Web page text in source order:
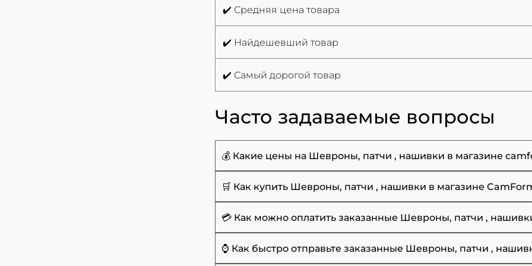
✔️ Средняя цена товара
✔️ Найдешевший товар
✔️ Самый дорогой товар
Часто задаваемые вопросы
💰 Какие цены на Шевроны, патчи , нашивки в магазине
Цены на Шевроны, патчи , нашивки начинаются от 22 ₴ до
🛒 Как купить Шевроны, патчи , нашивки в магазине
Чтобы купить Шевроны, патчи , нашивки, выберите нужный
указанием всех необходимых данных. Или позвоните нам -
+38 (067) 914-36-75
💳 Как можно оплатить заказанные Шевроны, патчи ,
Сейчас доступны следующие варианты оплаты:
⌚ Как быстро отправьте заказанные Шевроны, патчи ,